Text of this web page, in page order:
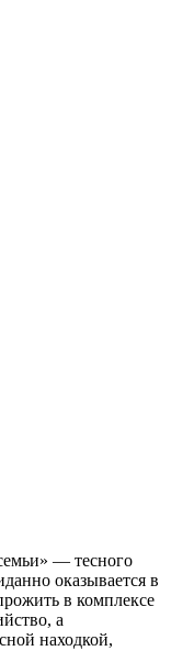
— тесного
оказывается в
в комплексе
а
находкой,